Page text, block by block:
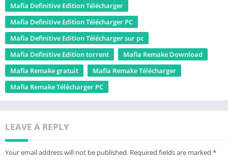
Mafia Definitive Edition Télécharger
Mafia Definitive Edition Télécharger PC
Mafia Definitive Edition Télécharger sur pc
Mafia Definitive Edition torrent
Mafia Remake Download
Mafia Remake gratuit
Mafia Remake Télécharger
Mafia Remake Télécharger PC
LEAVE A REPLY
Your email address will not be published. Required fields are marked *